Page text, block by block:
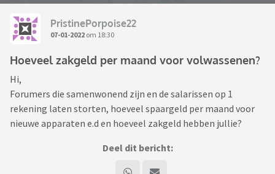
PristinePorpoise22
07-01-2022 om 18:30
Hoeveel zakgeld per maand voor volwassenen?
Hi,
Forumers die samenwonend zijn en de salarissen op 1
rekening laten storten, hoeveel spaargeld per maand voor
nieuwe apparaten e.d en hoeveel zakgeld hebben jullie?
Deel dit bericht: